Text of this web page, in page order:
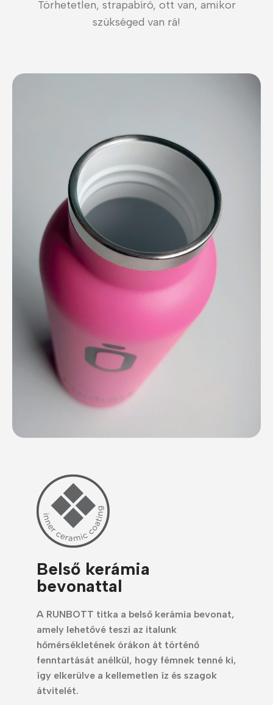
Törhetetlen, strapabíró, ott van, amikor
szükséged van rá!
Belső kerámia
bevonattal
A RUNBOTT titka a belső kerámia bevonat,
amely lehetővé teszi az italunk
hőmérsékletének órákon át történő
fenntartását anélkül, hogy fémnek tenné ki,
így elkerülve a kellemetlen íz és szagok
átvitelét.